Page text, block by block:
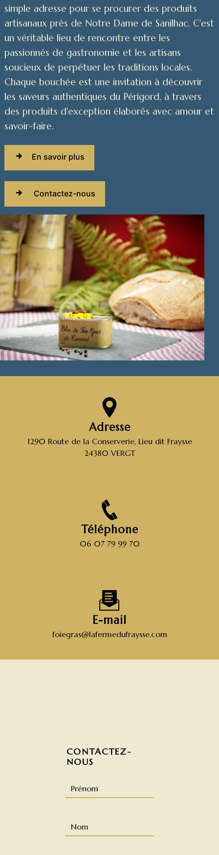
simple adresse pour se procurer des produits
artisanaux près de Notre Dame de Sanilhac. C'est
un véritable lieu de rencontre entre les
passionnés de gastronomie et les artisans
soucieux de perpétuer les traditions locales.
Chaque bouchée est une invitation à découvrir
les saveurs authentiques du Périgord, à travers
des produits d'exception élaborés avec amour et
savoir-faire.
En savoir plus
Contactez-nous
Adresse
1290 Route de la Conserverie, Lieu dit Fraysse
24380 VERGT
Téléphone
06 07 79 99 70
E-mail
foiegras@lafermedufraysse.com
CONTACTEZ-
NOUS